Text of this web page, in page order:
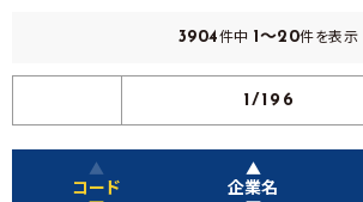
3904件中 1～20件を表示
1/196
▲
コード
▲
企業名